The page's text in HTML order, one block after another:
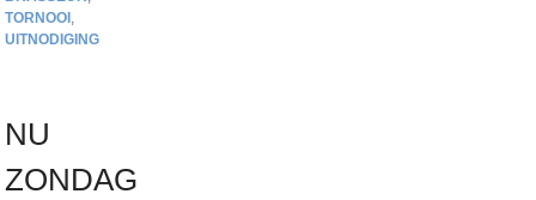
TORNOOI,
UITNODIGING
NU
ZONDAG